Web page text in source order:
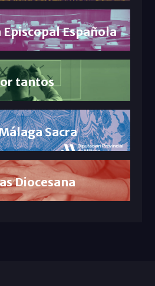
Española
tantos
Sacra
Diocesana